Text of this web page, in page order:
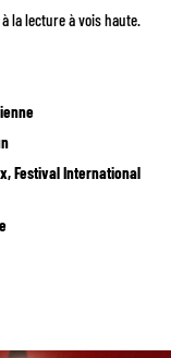
la lecture à vois haute.
Festival International